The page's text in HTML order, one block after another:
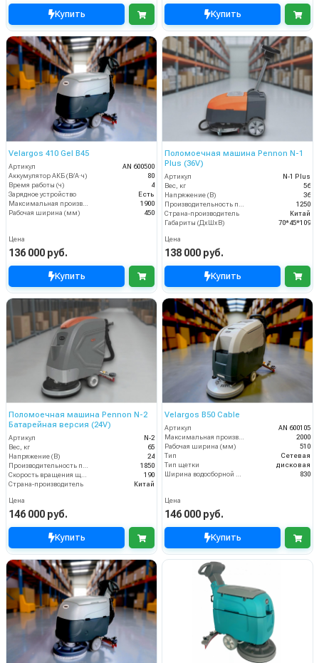
Купить Купить
Velargos 410 Gel B45
Артикул
AN 600500
Аккумулятор АКБ (В/А·ч)
80
Время работы (ч)
4
Зарядное устройство
Есть
1900
Рабочая ширина (мм)
450
Цена
136 000 руб.
Купить
Поломоечная машина Pennon N-1
Plus (36V)
Артикул
N-1 Plus
Вес, кг
56
Напряжение (В)
36
1250
Страна-производитель
Китай
Габариты (ДхШхВ)
70*45*109
Цена
138 000 руб.
Купить
Поломоечная машина Pennon N-2
Батарейная версия (24V)
Артикул
N-2
Вес, кг
65
Напряжение (В)
24
Производительность по площади (м2/ч)
1850
Скорость вращения щётки (об/мин)
190
Страна-производитель
Китай
Цена
146 000 руб.
Купить
Velargos B50 Cable
Артикул
AN 600105
Максимальная производительность (кв.м/час)
2000
Рабочая ширина (мм)
510
Тип
Сетевая
Тип щетки
дисковая
Ширина водосборной рейки
830
Цена
146 000 руб.
Купить